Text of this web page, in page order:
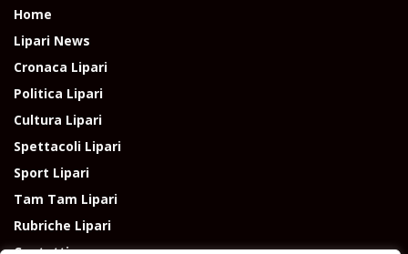
Home
Lipari News
Cronaca Lipari
Politica Lipari
Cultura Lipari
Spettacoli Lipari
Sport Lipari
Tam Tam Lipari
Rubriche Lipari